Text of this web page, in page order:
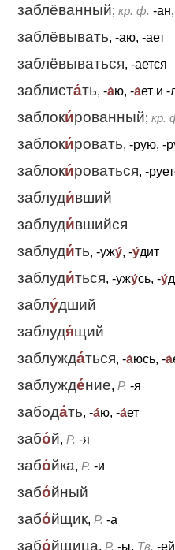
заблёванный; кр. ф. -
заблёвывать, -аю, -ает
заблёвываться, -ается
заблиста́ть, -а́ю, -а́ет и -
заблоки́рованный; кр.
заблоки́ровать, -рую, -
заблоки́роваться, -
заблуди́вший
заблуди́вшийся
заблуди́ть, -ужу́, -у́дит
заблуди́ться, -ужу́сь, -у́
заблу́дший
заблудя́щий
заблужда́ться, -а́юсь, -а́
заблужде́ние, Р. -я
забода́ть, -а́ю, -а́ет
забо́й, Р. -я
забо́йка, Р. -и
забо́йный
забо́йщик, Р. -а
забо́йщица, Р. -ы, Тв. -ей